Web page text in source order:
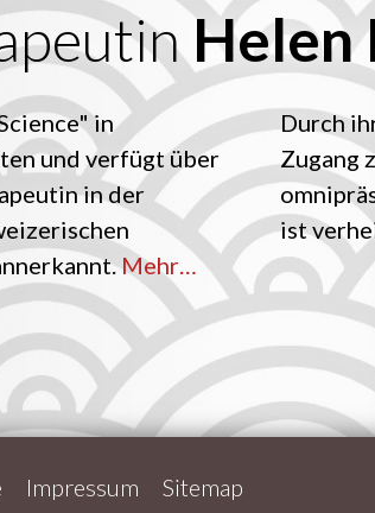
Helen
in
und verfügt über
in der
Mehr…
Durch
Zugang
ist
Impressum Sitemap